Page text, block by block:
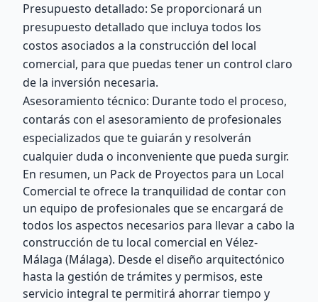
Presupuesto detallado: Se proporcionará un
presupuesto detallado que incluya todos los
costos asociados a la construcción del local
comercial, para que puedas tener un control claro
de la inversión necesaria.
Asesoramiento técnico: Durante todo el proceso,
contarás con el asesoramiento de profesionales
especializados que te guiarán y resolverán
cualquier duda o inconveniente que pueda surgir.
En resumen, un Pack de Proyectos para un Local
Comercial te ofrece la tranquilidad de contar con
un equipo de profesionales que se encargará de
todos los aspectos necesarios para llevar a cabo la
construcción de tu local comercial en Vélez-
Málaga (Málaga). Desde el diseño arquitectónico
hasta la gestión de trámites y permisos, este
servicio integral te permitirá ahorrar tiempo y